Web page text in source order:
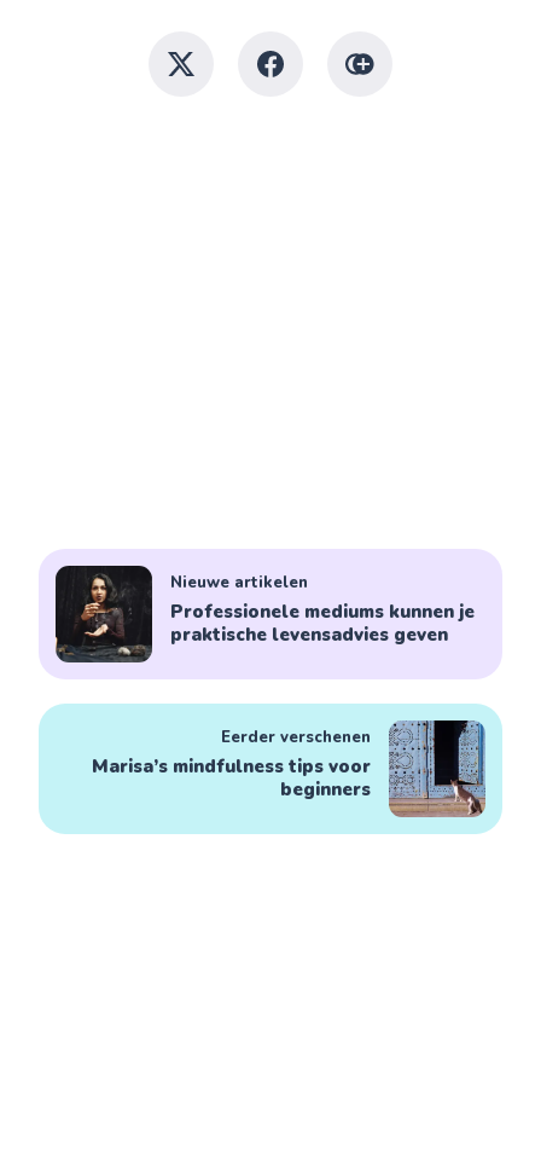
Nieuwe artikelen
Professionele mediums kunnen je
praktische levensadvies geven
Eerder verschenen
Marisa’s mindfulness tips voor
beginners